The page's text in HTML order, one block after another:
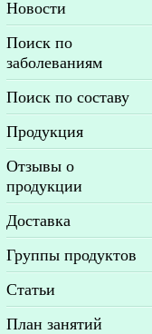
Новости
Поиск по
заболеваниям
Поиск по составу
Продукция
Отзывы о
продукции
Доставка
Группы продуктов
Статьи
План занятий